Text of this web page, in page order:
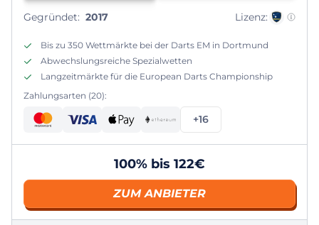
Gegründet: 2017 Lizenz:
Bis zu 350 Wettmärkte bei der Darts EM in Dortmund
Abwechslungsreiche Spezialwetten
Langzeitmärkte für die European Darts Championship
Zahlungsarten (20):
+16
100% bis 122€
ZUM ANBIETER